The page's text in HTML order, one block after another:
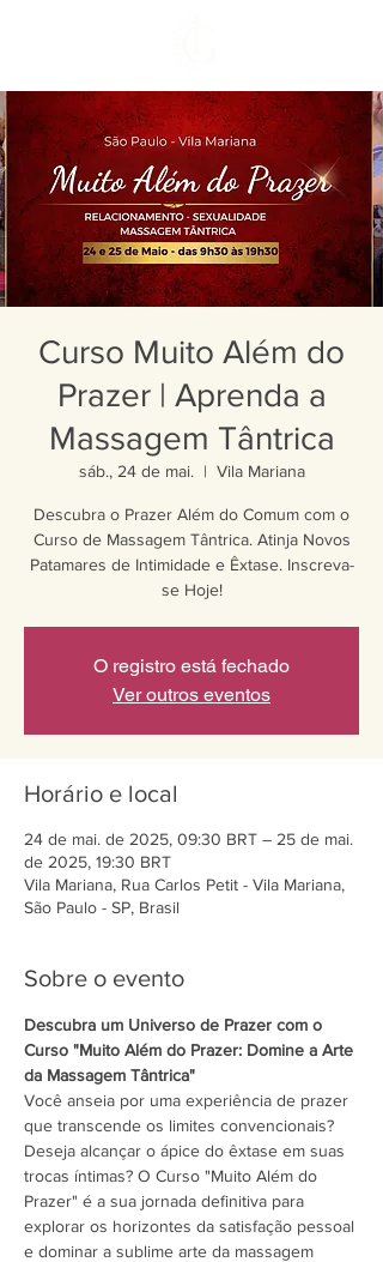
Curso Muito Além do
Prazer | Aprenda a
Massagem Tântrica
sáb., 24 de mai.
  |
Vila Mariana
Descubra o Prazer Além do Comum com o
Curso de Massagem Tântrica. Atinja Novos
Patamares de Intimidade e Êxtase. Inscreva-
se Hoje!
O registro está fechado
Ver outros eventos
Horário e local
24 de mai. de 2025, 09:30 BRT – 25 de mai.
de 2025, 19:30 BRT
Vila Mariana, Rua Carlos Petit - Vila Mariana,
São Paulo - SP, Brasil
Sobre o evento
Descubra um Universo de Prazer com o
Curso "Muito Além do Prazer: Domine a Arte
da Massagem Tântrica"
Você anseia por uma experiência de prazer
que transcende os limites convencionais?
Deseja alcançar o ápice do êxtase em suas
trocas íntimas? O Curso "Muito Além do
Prazer" é a sua jornada definitiva para
explorar os horizontes da satisfação pessoal
e dominar a sublime arte da massagem